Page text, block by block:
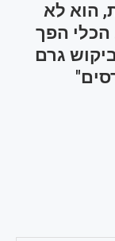
הוא לא
הכלי הפך
גרם